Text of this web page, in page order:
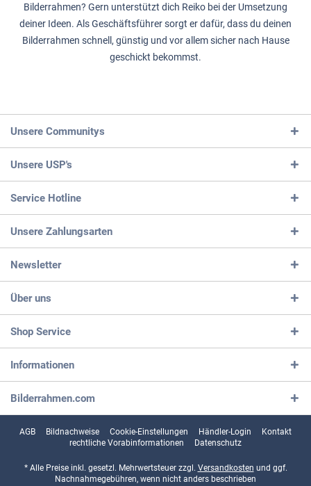
Bilderrahmen? Gern unterstützt dich Reiko bei der Umsetzung
deiner Ideen. Als Geschäftsführer sorgt er dafür, dass du deinen
Bilderrahmen schnell, günstig und vor allem sicher nach Hause
geschickt bekommst.
Unsere Communitys
Unsere USP's
Service Hotline
Unsere Zahlungsarten
Newsletter
Über uns
Shop Service
Informationen
Bilderrahmen.com
AGB Bildnachweise Cookie-Einstellungen Händler-Login
Kontakt
rechtliche Vorabinformationen
Datenschutz
* Alle Preise inkl. gesetzl. Mehrwertsteuer zzgl. Versandkosten und ggf.
Nachnahmegebühren, wenn nicht anders beschrieben